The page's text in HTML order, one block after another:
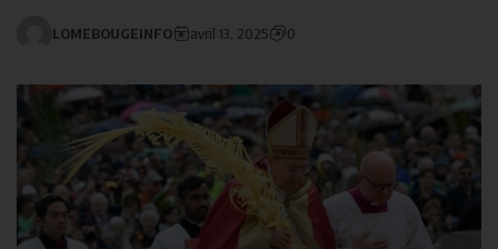
LOMEBOUGEINFO avril 13, 2025 0